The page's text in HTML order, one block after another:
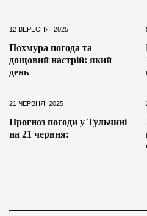
12 ВЕРЕСНЯ, 2025
Похмура погода та
дощовий настрій: який
день
21 ЧЕРВНЯ, 2025
Прогноз погоди у Тульчині
на 21 червня: